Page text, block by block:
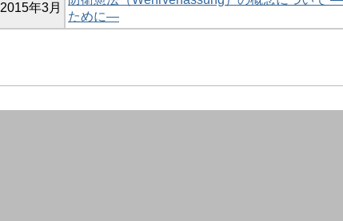
2015年3月
ために―